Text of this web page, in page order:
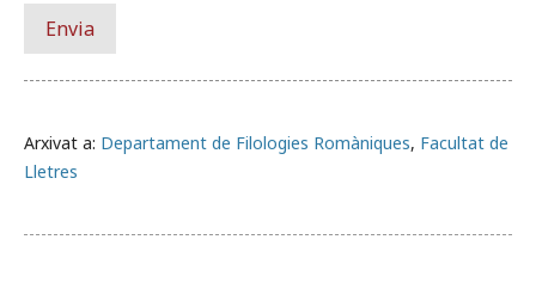
Arxivat a: Departament de Filologies Romàniques, Facultat de
Lletres